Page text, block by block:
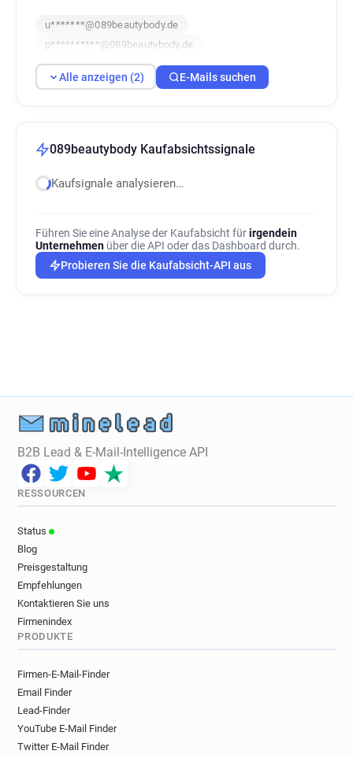
u*******@089beautybody.de
p**********@089beautybody.de
Alle anzeigen (2) E-Mails suchen
089beautybody Kaufabsichtssignale
Kaufsignale analysieren…
Führen Sie eine Analyse der Kaufabsicht fürirgendein
Unternehmen über die API oder das Dashboard durch.
Probieren Sie die Kaufabsicht-API aus
B2B Lead & E-Mail-Intelligence API
RESSOURCEN
Status
Blog
Preisgestaltung
Empfehlungen
Kontaktieren Sie uns
Firmenindex
PRODUKTE
Firmen-E-Mail-Finder
Email Finder
Lead-Finder
YouTube E-Mail Finder
Twitter E-Mail Finder